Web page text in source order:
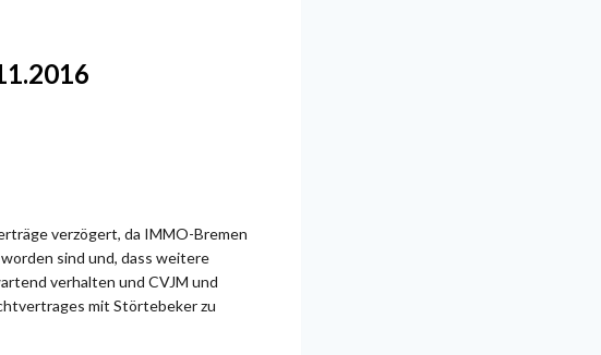
verzögert, da IMMO-Bremen
sind und, dass weitere
verhalten und CVJM und
mit Störtebeker zu